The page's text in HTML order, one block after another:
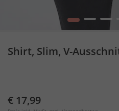
1 2 3
Shirt, Slim, V-
€ 17,99